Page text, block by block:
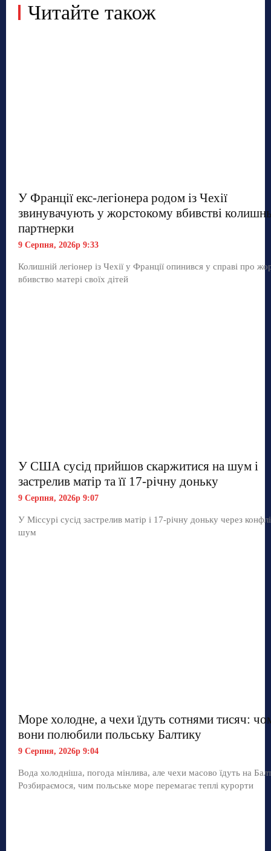
Читайте також
У Франції екс-легіонера родом із Чехії
звинувачують у жорстокому вбивстві
партнерки
9 Серпня, 2026р 9:33
Колишній легіонер із Чехії у Франції опинився у справі про
вбивство матері своїх дітей
У США сусід прийшов скаржитися на шум і
застрелив матір та її 17-річну доньку
9 Серпня, 2026р 9:07
У Міссурі сусід застрелив матір і 17-річну доньку через
шум
Море холодне, а чехи їдуть сотнями тисяч:
вони полюбили польську Балтику
9 Серпня, 2026р 9:04
Вода холодніша, погода мінлива, але чехи масово їдуть на
Розбираємося, чим польське море перемагає теплі курорти